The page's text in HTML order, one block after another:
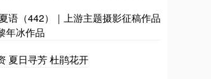
语（442）｜上游主题摄影征稿作品
冰作品
夏日寻芳 杜鹃花开